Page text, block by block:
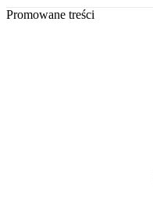
Promowane treści